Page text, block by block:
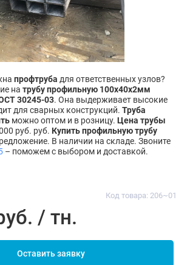
Код товара: 206~01
/ тн.
Оставить заявку
профтруба для ответственных узлов?
на трубу профильную 100х40х2мм
30245-03. Она выдерживает высокие
для сварных конструкций. Труба
можно оптом и в розницу. Цена трубы
руб. руб. Купить профильную трубу
В наличии на складе. Звоните
– поможем с выбором и доставкой.